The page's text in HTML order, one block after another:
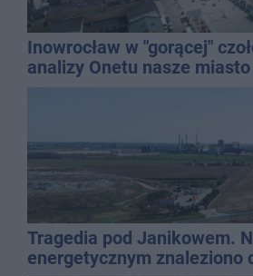
Inowrocław w "gorącej"
analizy Onetu nasze
Tragedia pod Janikowem.
energetycznym znaleziono